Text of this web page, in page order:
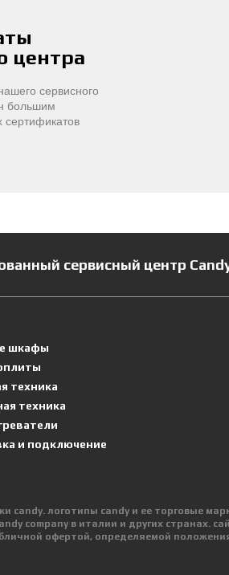
центра
сервисного
большим
сертификатов
сервисный центр
шкафы
техника
техника
и подключение
candy. логотипы candy и ее торговые
company в италии и других странах.
офертой, определяемой